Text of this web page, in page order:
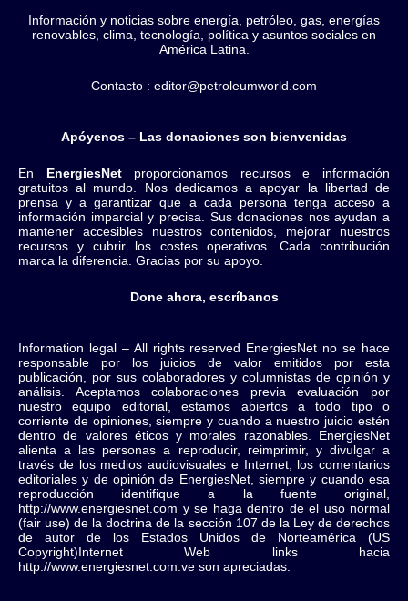
Información y noticias sobre energía, petróleo, gas, energías
renovables, clima, tecnología, política y asuntos sociales en
América Latina.
Contacto : editor@petroleumworld.com
Apóyenos – Las donaciones son bienvenidas
En EnergiesNetproporcionamos recursos e información
gratuitos al mundo. Nos dedicamos a apoyar la libertad de
prensa y a garantizar que a cada persona tenga acceso a
información imparcial y precisa. Sus donaciones nos ayudan a
mantener accesibles nuestros contenidos, mejorar nuestros
recursos y cubrir los costes operativos. Cada contribución
marca la diferencia. Gracias por su apoyo.
Done ahora, escríbanos
Information legal – All rights reserved EnergiesNet no se hace
responsable por los juicios de valor emitidos por esta
publicación, por sus colaboradores y columnistas de opinión y
análisis. Aceptamos colaboraciones previa evaluación por
nuestro equipo editorial, estamos abiertos a todo tipo o
corriente de opiniones, siempre y cuando a nuestro juicio estén
dentro de valores éticos y morales razonables. EnergiesNet
alienta a las personas a reproducir, reimprimir, y divulgar a
través de los medios audiovisuales e Internet, los comentarios
editoriales y de opinión de EnergiesNet, siempre y cuando esa
reproducción identifique a la fuente original,
http://www.energiesnet.com y se haga dentro de el uso normal
(fair use) de la doctrina de la sección 107 de la Ley de derechos
de autor de los Estados Unidos de Norteamérica (US
Copyright)Internet Web links hacia
http://www.energiesnet.com.ve son apreciadas.